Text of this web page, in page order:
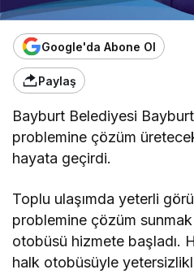
Google'da Abone Ol
Paylaş
Bayburt Belediyesi
problemine çözüm
hayata geçirdi.
Toplu ulaşımda yeterli
problemine çözüm
otobüsü hizmete başladı.
halk otobüsüyle